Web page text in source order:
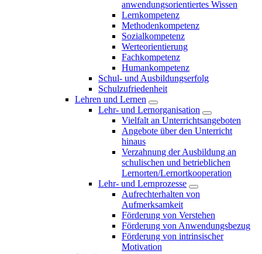
anwendungsorientiertes Wissen
Lernkompetenz
Methodenkompetenz
Sozialkompetenz
Werteorientierung
Fachkompetenz
Humankompetenz
Schul- und Ausbildungserfolg
Schulzufriedenheit
Lehren und Lernen
Lehr- und Lernorganisation
Vielfalt an Unterrichtsangeboten
Angebote über den Unterricht
hinaus
Verzahnung der Ausbildung an
schulischen und betrieblichen
Lernorten/Lernortkooperation
Lehr- und Lernprozesse
Aufrechterhalten von
Aufmerksamkeit
Förderung von Verstehen
Förderung von Anwendungsbezug
Förderung von intrinsischer
Motivation